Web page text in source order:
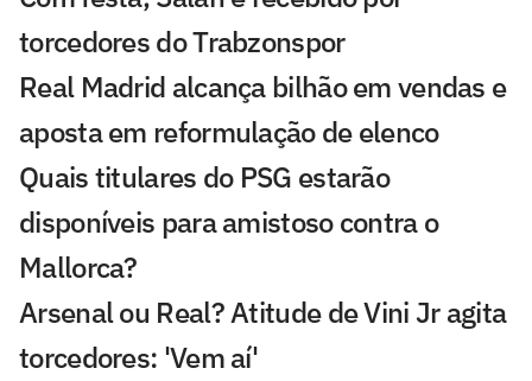
torcedores do Trabzonspor
Real Madrid alcança bilhão em vendas e
aposta em reformulação de elenco
Quais titulares do PSG estarão
disponíveis para amistoso contra o
Mallorca?
Arsenal ou Real? Atitude de Vini Jr agita
torcedores: 'Vem aí'